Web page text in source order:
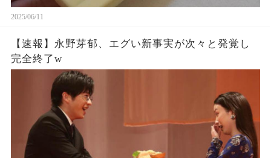
2025/06/11
【速報】永野芽郁、エグい新事実が次々と発覚し
完全終了w